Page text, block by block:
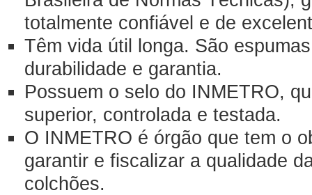
totalmente confiável e de
Têm vida útil longa. São
durabilidade e garantia.
Possuem o selo do INMETRO,
superior, controlada e testada.
O INMETRO é órgão que tem o
garantir e fiscalizar a qualidade
colchões.